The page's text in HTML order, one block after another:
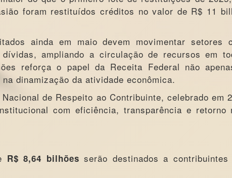
foram restituídos créditos no valor de R$ 11
ainda em maio devem movimentar setores
ampliando a circulação de recursos em
reforça o papel da Receita Federal não
dinamização da atividade econômica.
de Respeito ao Contribuinte, celebrado em
com eficiência, transparência e retorno
R$ 8,64 bilhões serão destinados a contribuintes